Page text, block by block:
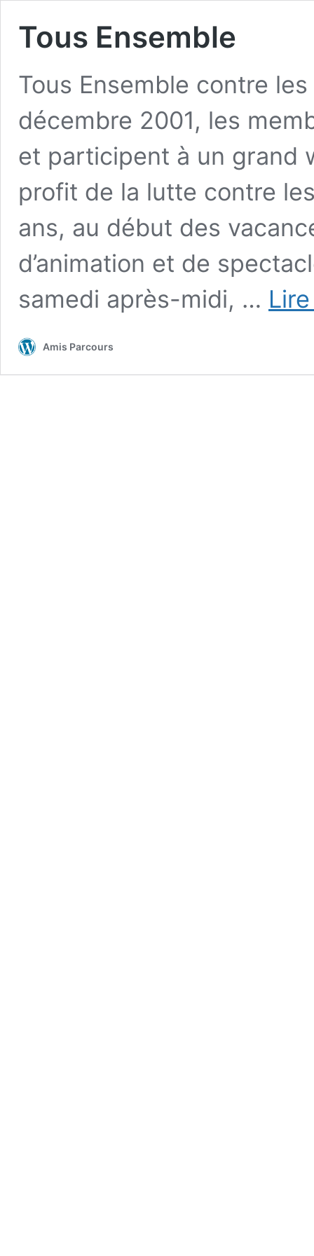
Tous Ensemble
Tous Ensemble contre
décembre 2001, les
et participent à un grand
profit de la lutte contre
ans, au début des
d’animation et de
samedi après-midi, …
Amis Parcours